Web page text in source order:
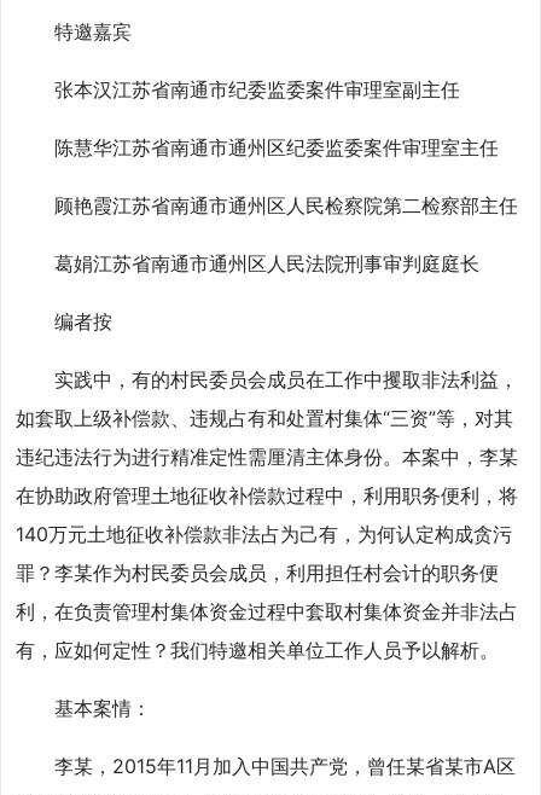
特邀嘉宾
张本汉江苏省南通市纪委监委案件审理室副主任
陈慧华江苏省南通市通州区纪委监委案件审理室主任
顾艳霞江苏省南通市通州区人民检察院第二检察部主任
葛娟江苏省南通市通州区人民法院刑事审判庭庭长
编者按
实践中，有的村民委员会成员在工作中攫取非法利益，
如套取上级补偿款、违规占有和处置村集体“三资”等，对其
违纪违法行为进行精准定性需厘清主体身份。本案中，李某
在协助政府管理土地征收补偿款过程中，利用职务便利，将
140万元土地征收补偿款非法占为己有，为何认定构成贪污
罪？李某作为村民委员会成员，利用担任村会计的职务便
利，在负责管理村集体资金过程中套取村集体资金并非法占
有，应如何定性？我们特邀相关单位工作人员予以解析。
基本案情：
李某，2015年11月加入中国共产党，曾任某省某市A区